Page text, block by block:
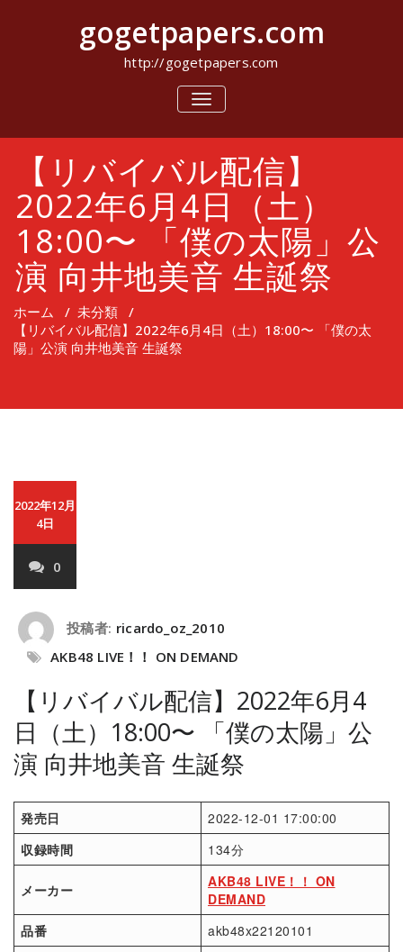
キ
gogetpapers.com
http://gogetpapers.com
ナ
ビ
シ
ョ
ン
を
切
り
替
え
【リバイバル配信】
2022年6月4日（土）
18:00〜 「僕の太陽」公
演 向井地美音 生誕祭
ホーム / 未分類 /
【リバイバル配信】2022年6月4日（土）18:00〜 「僕の太
陽」公演 向井地美音 生誕祭
2022年12月
4日
0
投稿者: ricardo_oz_2010
AKB48 LIVE！！ ON DEMAND
【リバイバル配信】2022年6月4
日（土）18:00〜 「僕の太陽」公
演 向井地美音 生誕祭
発売日
2022-12-01 17:00:00
収録時間
134分
メーカー
AKB48 LIVE！！ ON
DEMAND
品番
akb48x22120101